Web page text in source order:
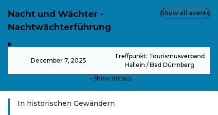
Nacht und Wächter -
Nachtwächterführung
December 7, 2025
Treffpunkt: Tourismusverband
Hallein / Bad Dürrnberg
Show details
Show all events
In historischen Gewändern